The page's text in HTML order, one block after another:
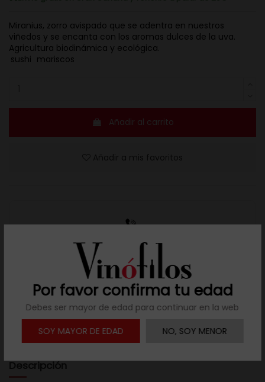
Por favor confirma tu edad
Debes ser mayor de edad para continuar en la web
SOY MAYOR DE EDAD
NO, SOY MENOR
Miranius, zorro avispado que se adentra en nuestros
viñedos y se encanta con los aromas dulces de la uva.
Agricultura biodinámica y ecológica.
sushi mariscos
Añadir al carrito
Llámanos al teléfono 691 108 942, de lunes a viernes,
no festivos, de 9h a 17h.
 Descargar ficha
Descripción